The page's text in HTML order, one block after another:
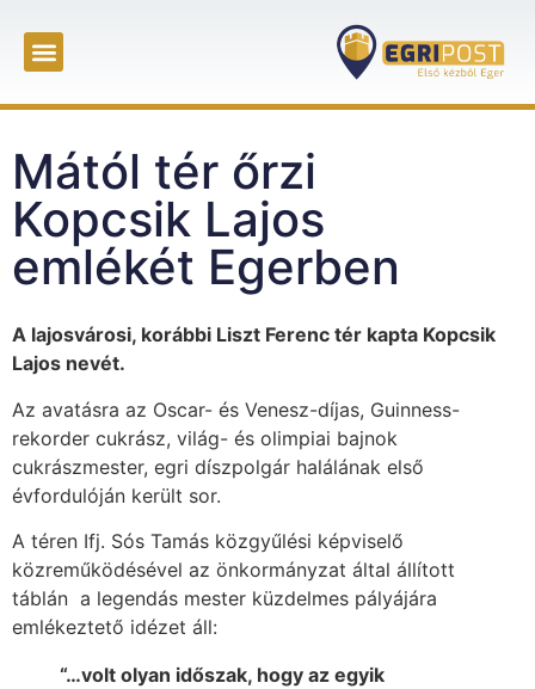
Mától tér őrzi
Kopcsik Lajos
emlékét Egerben
A lajosvárosi, korábbi Liszt Ferenc tér kapta Kopcsik
Lajos nevét.
Az avatásra az Oscar- és Venesz-díjas, Guinness-
rekorder cukrász, világ- és olimpiai bajnok
cukrászmester, egri díszpolgár halálának első
évfordulóján került sor.
A téren Ifj. Sós Tamás közgyűlési képviselő
közreműködésével az önkormányzat által állított
táblán a legendás mester küzdelmes pályájára
emlékeztető idézet áll:
“…volt olyan időszak, hogy az egyik